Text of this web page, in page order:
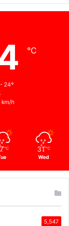
℃
24º
km/h
℃ 31 ℃
Wed
5,547